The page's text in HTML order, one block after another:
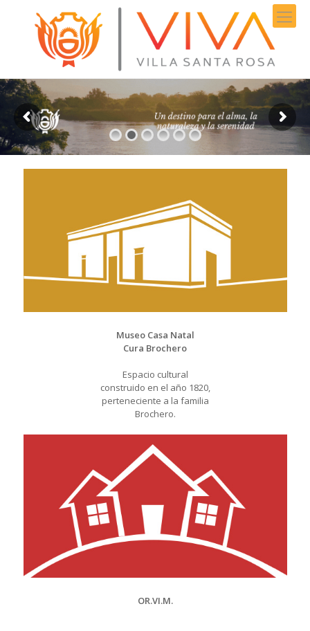
Museo Casa Natal
Cura Brochero
Espacio cultural
construido en el año 1820,
perteneciente a la familia
Brochero.
OR.VI.M.